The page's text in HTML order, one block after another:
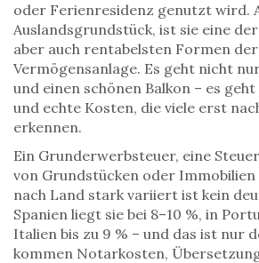
oder Ferienresidenz genutzt wird.
Auslandsgrundstück, ist sie eine
aber auch rentabelsten Formen der
Vermögensanlage. Es geht nicht
und einen schönen Balkon – es
und echte Kosten, die viele erst
erkennen.
Ein Grunderwerbsteuer, eine
von Grundstücken oder
nach Land stark variiert ist kein
Spanien liegt sie bei 8–10 %, in
Italien bis zu 9 % – und das ist nur
kommen Notarkosten,